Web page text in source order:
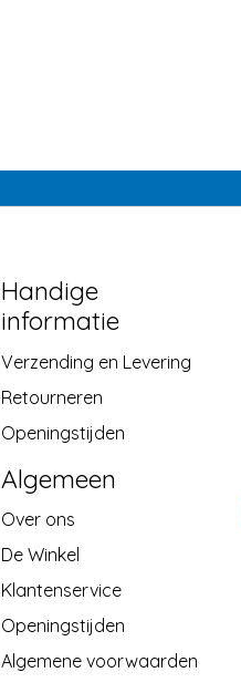
Handige
informatie
Verzending en Levering
Retourneren
Openingstijden
Algemeen
Over ons
De Winkel
Klantenservice
Openingstijden
Algemene voorwaarden